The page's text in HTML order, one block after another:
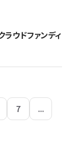
ウドファンディ
7
...